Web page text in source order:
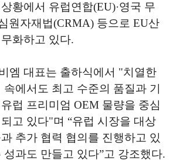
황에서 유럽연합(EU)·영국 무
원자재법(CRMA) 등으로 EU산
화하고 있다.
엠 대표는 출하식에서 "치열한
에서도 최고 수준의 품질과 기
럽 프리미엄 OEM 물량을 중심
고 있다"며 “유럽 시장을 대상
추가 협력 협의를 진행하고 있
과도 만들고 있다”고 강조했다.